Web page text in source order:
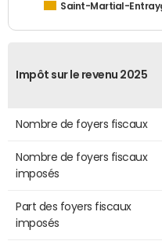
Saint-Martial-
Impôt sur le revenu 2025
Nombre de foyers fiscaux
Nombre de foyers fiscaux
imposés
Part des foyers fiscaux
imposés